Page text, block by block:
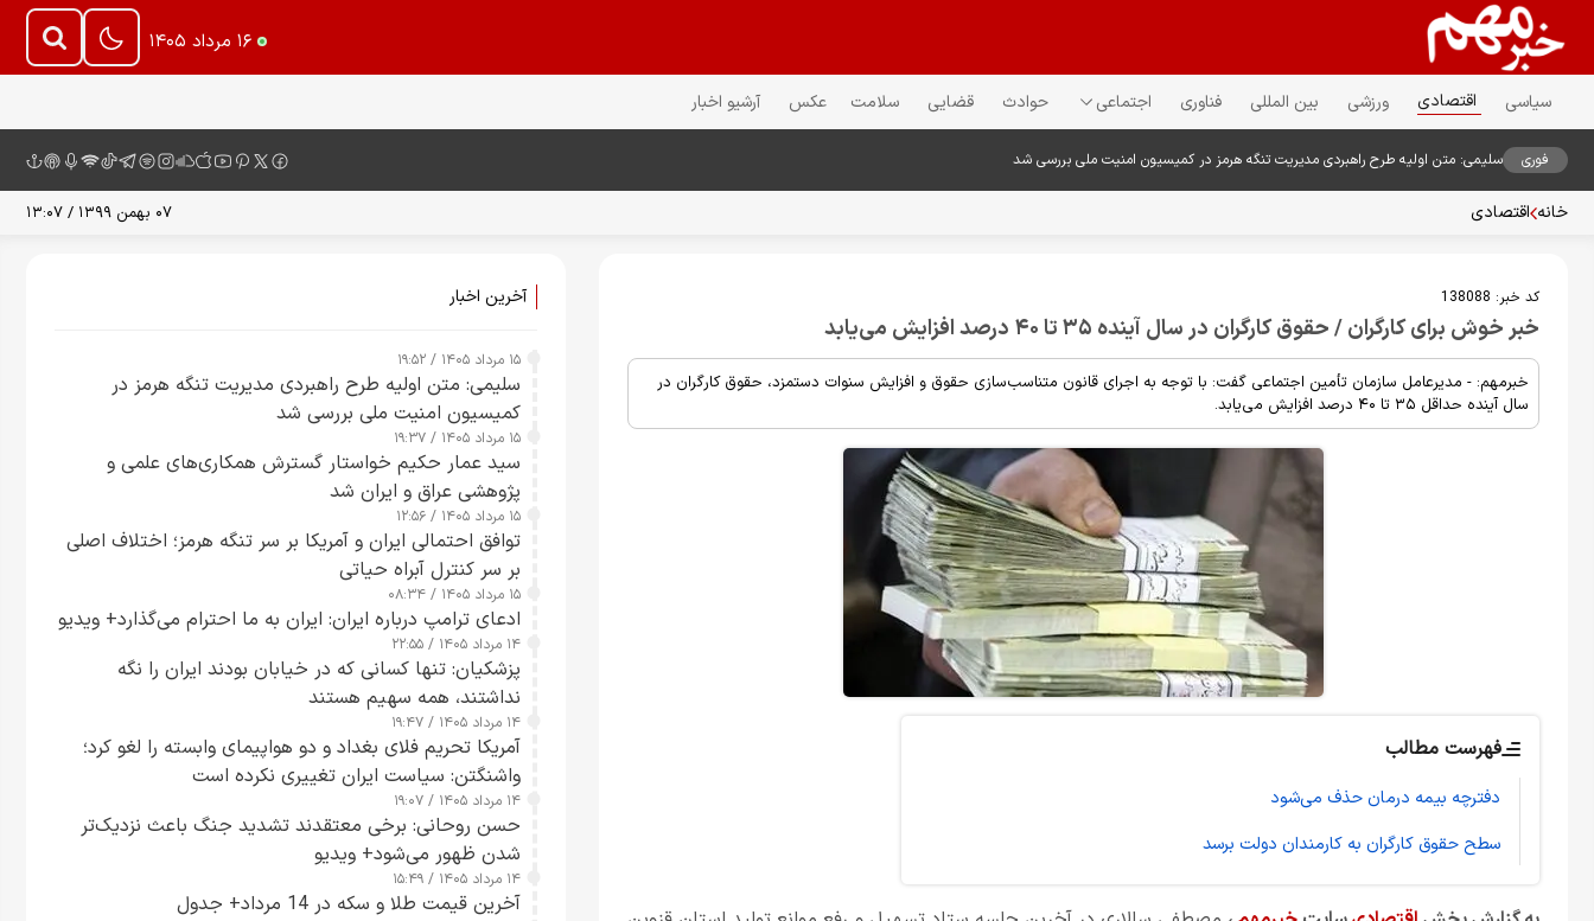
۱۶ مرداد ۱۴۰۵
سیاسی اقتصادی ورزشی بین المللی فناوری اجتماعی حوادث قضایی سلامت عکس آرشیو اخبار
فوری سلیمی: متن اولیه طرح راهبردی مدیریت تنگه هرمز در کمیسیون امنیت ملی بررسی شد
خانه اقتصادی ۰۷ بهمن ۱۳۹۹ / ۱۳:۰۷
کد خبر: 138088
خبر خوش برای کارگران / حقوق کارگران در سال آینده ۳۵ تا ۴۰ درصد افزایش می‌یابد
خبرمهم: - مدیرعامل سازمان تأمین اجتماعی گفت: با توجه به اجرای قانون متناسب‌سازی حقوق و افزایش سنوات دستمزد، حقوق کارگران در
سال آینده حداقل ۳۵ تا ۴۰ درصد افزایش می‌یابد.
فهرست مطالب
دفترچه بیمه درمان حذف می‌شود
سطح حقوق کارگران به کارمندان دولت برسد
آخرین اخبار
۱۵ مرداد ۱۴۰۵ / ۱۹:۵۲
سلیمی: متن اولیه طرح راهبردی مدیریت تنگه هرمز در
کمیسیون امنیت ملی بررسی شد
۱۵ مرداد ۱۴۰۵ / ۱۹:۳۷
سید عمار حکیم خواستار گسترش همکاری‌های علمی و
پژوهشی عراق و ایران شد
۱۵ مرداد ۱۴۰۵ / ۱۲:۵۶
توافق احتمالی ایران و آمریکا بر سر تنگه هرمز؛ اختلاف اصلی
بر سر کنترل آبراه حیاتی
۱۵ مرداد ۱۴۰۵ / ۰۸:۳۴
ادعای ترامپ درباره ایران: ایران به ما احترام می‌گذارد+ ویدیو
۱۴ مرداد ۱۴۰۵ / ۲۲:۵۵
پزشکیان: تنها کسانی که در خیابان بودند ایران را نگه
نداشتند، همه سهیم هستند
۱۴ مرداد ۱۴۰۵ / ۱۹:۴۷
آمریکا تحریم فلای بغداد و دو هواپیمای وابسته را لغو کرد؛
واشنگتن: سیاست ایران تغییری نکرده است
۱۴ مرداد ۱۴۰۵ / ۱۹:۰۷
حسن روحانی: برخی معتقدند تشدید جنگ باعث نزدیک‌تر
شدن ظهور می‌شود+ ویدیو
۱۴ مرداد ۱۴۰۵ / ۱۵:۴۹
آخرین قیمت طلا و سکه در 14 مرداد+ جدول